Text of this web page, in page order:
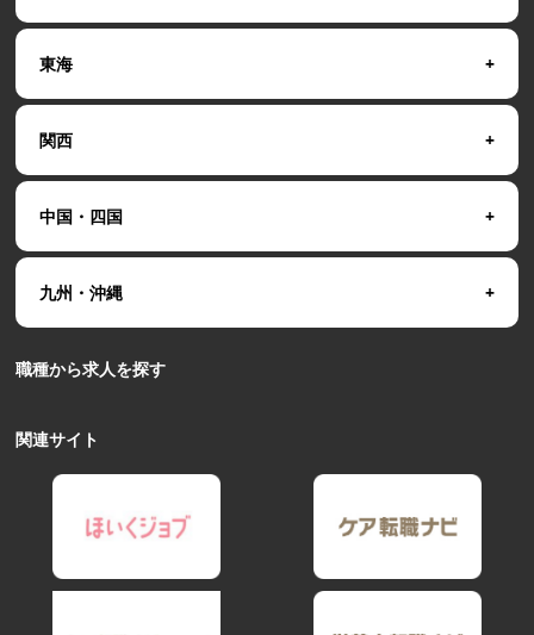
東海
関西
中国・四国
九州・沖縄
職種から求人を探す
関連サイト